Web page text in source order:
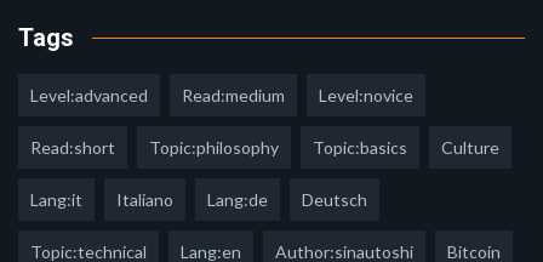
Tags
Level:advanced Read:medium Level:novice
Read:short Topic:philosophy Topic:basics Culture
Lang:it Italiano Lang:de Deutsch
Topic:technical Lang:en Author:sinautoshi Bitcoin